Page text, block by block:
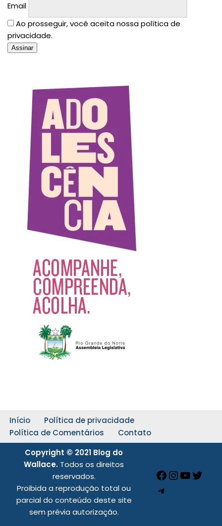
Email
Ao prosseguir, você aceita nossa política de
privacidade.
Início
Política de privacidade
Política de Comentários
Contato
Copyright © 2021 Blog do
Wallace. Todos os direitos
reservados.
Proibida a reprodução total ou
parcial do conteúdo deste site
sem prévia autorização.